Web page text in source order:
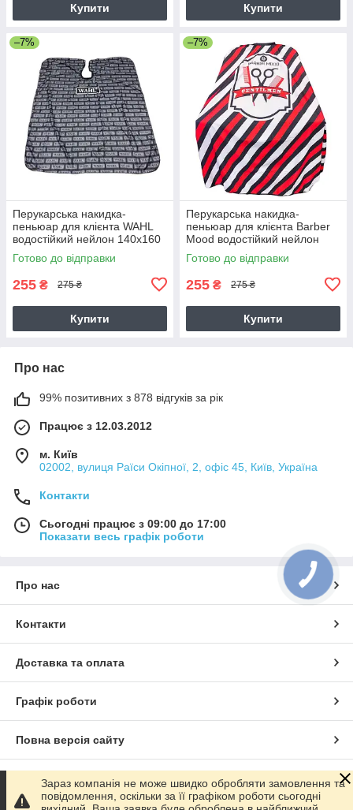
Купити Купити
–7%
Перукарська накидка-
пеньюар для клієнта WAHL
водостійкий нейлон 140х160
см
Готово до відправки
255 ₴ 275 ₴
Купити
–7%
Перукарська накидка-
пеньюар для клієнта Barber
Mood водостійкий нейлон
140х160 см
Готово до відправки
255 ₴ 275 ₴
Купити
Про нас
99% позитивних з 878 відгуків за рік
Працює з 12.03.2012
м. Київ
02002, вулиця Раїси Окіпної, 2, офіс 45, Київ, Україна
Контакти
Сьогодні працює з 09:00 до 17:00
Показати весь графік роботи
Про нас
Контакти
Доставка та оплата
Графік роботи
Повна версія сайту
Сайт створено на маркетплейсі Prom.ua
Зараз компанія не може швидко обробляти замовлення та
повідомлення, оскільки за її графіком роботи сьогодні